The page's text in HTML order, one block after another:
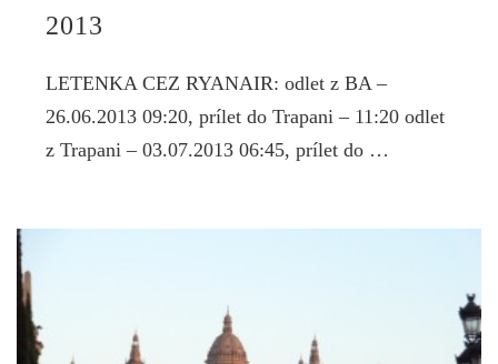
2013
LETENKA CEZ RYANAIR: odlet z BA –
26.06.2013 09:20, prílet do Trapani – 11:20 odlet
z Trapani – 03.07.2013 06:45, prílet do …